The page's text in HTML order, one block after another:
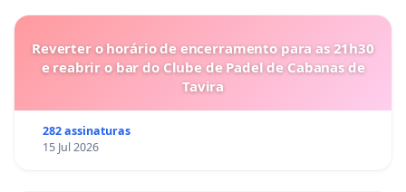
Reverter o horário de encerramento para as 21h30
e reabrir o bar do Clube de Padel de Cabanas de
Tavira
282 assinaturas
15 Jul 2026